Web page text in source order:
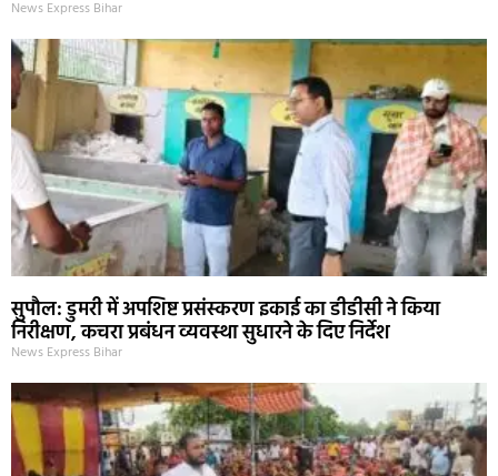
News Express Bihar
सुपौल: डुमरी में अपशिष्ट प्रसंस्करण इकाई का डीडीसी ने किया
निरीक्षण, कचरा प्रबंधन व्यवस्था सुधारने के दिए निर्देश
News Express Bihar